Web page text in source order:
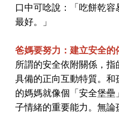
口中可唸說：「吃餅乾
最好。」
爸媽要努力：建立安全的
所謂的安全依附關係，
具備的正向互動特質。
的媽媽就像個「安全堡
子情緒的重要能力。無